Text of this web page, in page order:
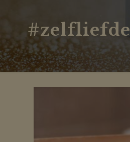
#zelfliefde